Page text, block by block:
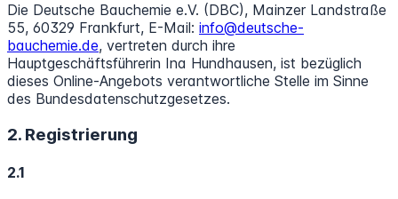
Die Deutsche Bauchemie e.V. (DBC), Mainzer Landstraße
55, 60329 Frankfurt, E-Mail: info@deutsche-
bauchemie.de, vertreten durch ihre
Hauptgeschäftsführerin Ina Hundhausen, ist bezüglich
dieses Online-Angebots verantwortliche Stelle im Sinne
des Bundesdatenschutzgesetzes.
2. Registrierung
2.1